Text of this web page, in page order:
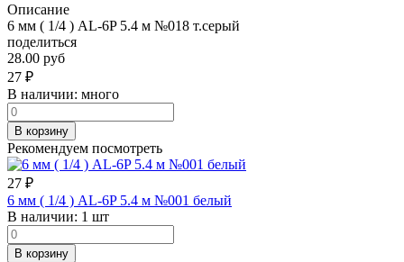
Описание
6 мм ( 1/4 ) AL-6P 5.4 м №018 т.серый
поделиться
28.00 руб
27 ₽
В наличии: много
В корзину
Рекомендуем посмотреть
27 ₽
6 мм ( 1/4 ) AL-6P 5.4 м №001 белый
В наличии: 1 шт
В корзину